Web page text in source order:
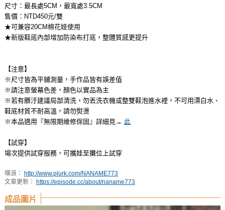
尺寸：最長處5CM，最寬處3.5CM
售價：NTD450元/雙
★可兼容20CM棉花娃使用
★新版鞋底內部增加防染布打底，整體質感更提升
【注意】
※尺寸皆為平鋪測量，手作品皆有誤差值
※請注意螢幕色差，顏色以實品為主
※若有髒汙建議局部清洗，勿丟洗衣機或整雙鞋泡進水裡，不可用漂白水、
鞋底材質不耐高溫，請勿熨燙
※本品適用『無限期維修保固』詳細見→ 此
【試穿】
場次提供試穿服務，可攜娃至攤位上試穿
噗浪： http://www.plurk.com/NANAME773
文章更新： https://episode.cc/about/naname773
成品圖片